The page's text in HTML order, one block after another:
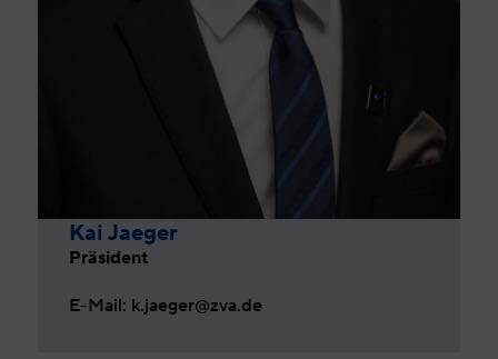
Kai Jaeger
Präsident
E-Mail: k.jaeger@zva.de